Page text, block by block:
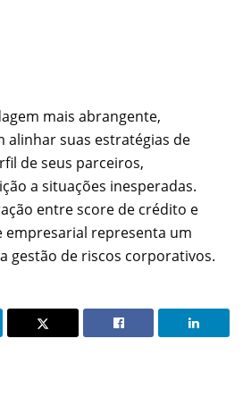
mais abrangente,
alinhar suas estratégias de
de seus parceiros,
a situações inesperadas.
entre score de crédito e
empresarial representa um
gestão de riscos corporativos.